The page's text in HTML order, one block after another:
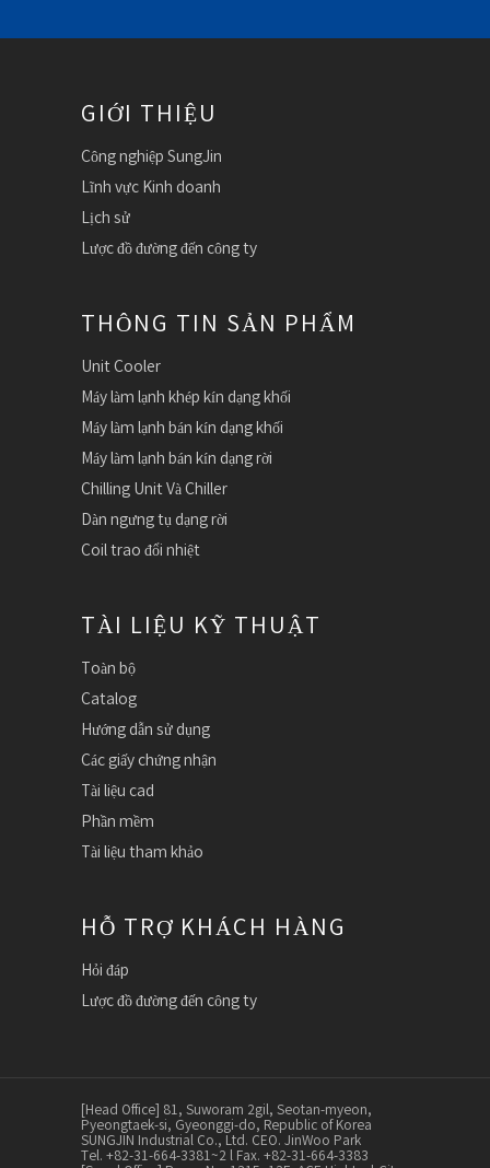
GIỚI THIỆU
Công nghiệp SungJin
Lĩnh vực Kinh doanh
Lịch sử
Lược đồ đường đến công ty
THÔNG TIN SẢN PHẨM
Unit Cooler
Máy làm lạnh khép kín dạng khối
Máy làm lạnh bán kín dạng khối
Máy làm lạnh bán kín dạng rời
Chilling Unit Và Chiller
Dàn ngưng tụ dạng rời
Coil trao đổi nhiệt
TÀI LIỆU KỸ THUẬT
Toàn bộ
Catalog
Hướng dẫn sử dụng
Các giấy chứng nhận
Tài liệu cad
Phần mềm
Tài liệu tham khảo
HỖ TRỢ KHÁCH HÀNG
Hỏi đáp
Lược đồ đường đến công ty
[Head Office] 81, Suworam 2gil, Seotan-myeon,
Pyeongtaek-si, Gyeonggi-do, Republic of Korea
SUNGJIN Industrial Co., Ltd. CEO. JinWoo Park
Tel. +82-31-664-3381~2 l Fax. +82-31-664-3383